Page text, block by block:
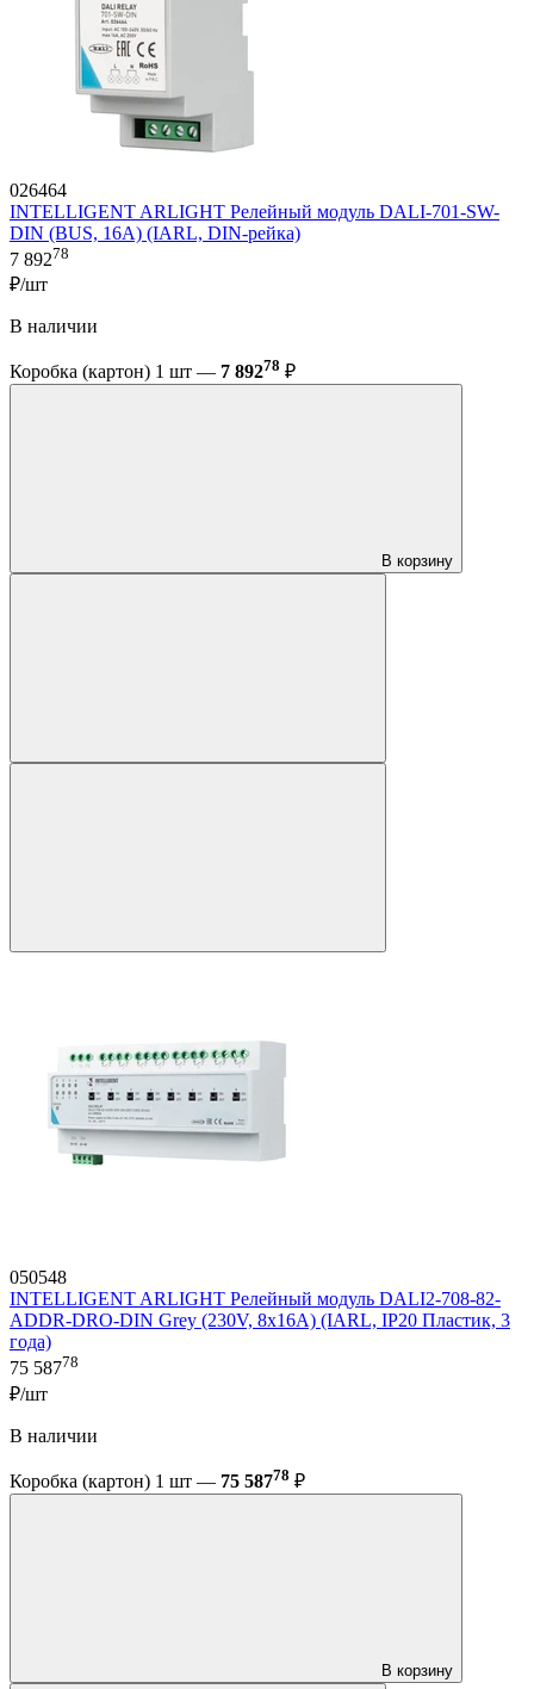
026464
INTELLIGENT ARLIGHT Релейный модуль DALI-701-SW-
DIN (BUS, 16A) (IARL, DIN-рейка)
7 89278
₽/шт
В наличии
Коробка (картон) 1 шт — 7 89278 ₽
В корзину
050548
INTELLIGENT ARLIGHT Релейный модуль DALI2-708-82-
ADDR-DRO-DIN Grey (230V, 8x16A) (IARL, IP20 Пластик, 3
года)
75 58778
₽/шт
В наличии
Коробка (картон) 1 шт — 75 58778 ₽
В корзину